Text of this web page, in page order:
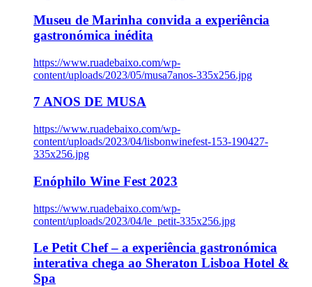
Museu de Marinha convida a experiência
gastronómica inédita
https://www.ruadebaixo.com/wp-
content/uploads/2023/05/musa7anos-335x256.jpg
7 ANOS DE MUSA
https://www.ruadebaixo.com/wp-
content/uploads/2023/04/lisbonwinefest-153-190427-
335x256.jpg
Enóphilo Wine Fest 2023
https://www.ruadebaixo.com/wp-
content/uploads/2023/04/le_petit-335x256.jpg
Le Petit Chef – a experiência gastronómica
interativa chega ao Sheraton Lisboa Hotel &
Spa